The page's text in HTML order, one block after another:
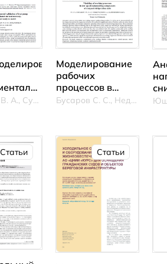
Никитина В. А., Сулин А. Б., Муравейников С. С.
Моделирование
рабочих
процессов в
тихоходных
компактных
холодильных
установок
Бусаров С. С., Недовенчаный А. В., Капелюховская А. А.
Статьи Статьи